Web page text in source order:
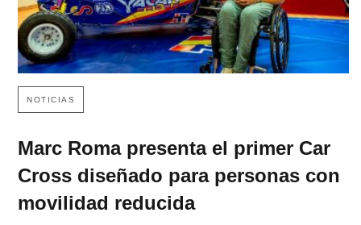
NOTICIAS
Marc Roma presenta el primer Car
Cross diseñado para personas con
movilidad reducida